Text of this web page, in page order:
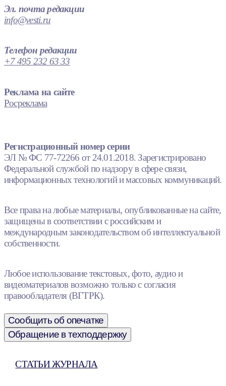
Эл. почта редакции
info@vesti.ru
Телефон редакции
+7 495 232 63 33
Реклама на сайте
Росреклама
Регистрационный номер серии
ЭЛ № ФС 77-72266 от 24.01.2018. Зарегистрировано
Федеральной службой по надзору в сфере связи,
информационных технологий и массовых коммуникаций.
Все права на любые материалы, опубликованные на сайте,
защищены в соответствии с российским и
международным законодательством об интеллектуальной
собственности.
Любое использование текстовых, фото, аудио и
видеоматериалов возможно только с согласия
правообладателя (ВГТРК).
Сообщить об опечатке
Обращение в техподдержку
СТАТЬИ ЖУРНАЛА